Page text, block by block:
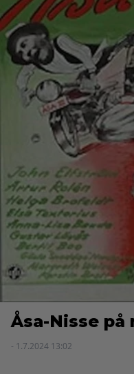
Åsa-Nisse på
- 1.7.2024 13:02